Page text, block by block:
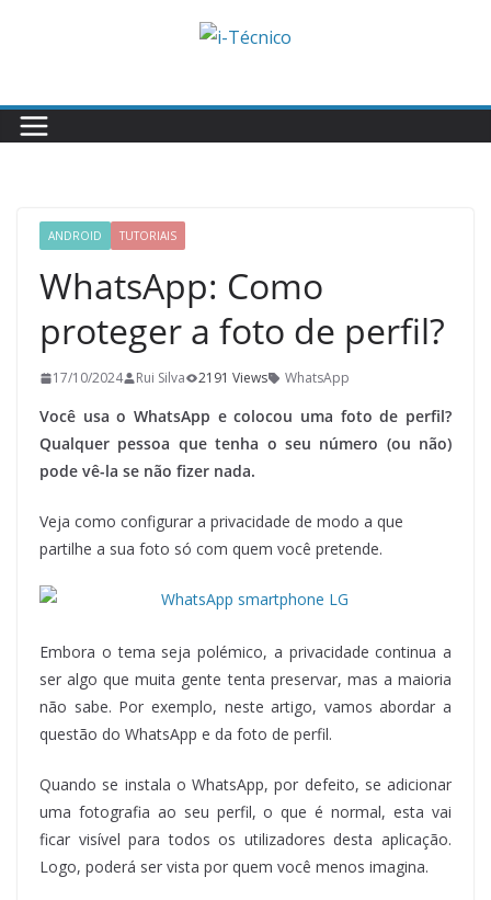
ANDROID TUTORIAIS
WhatsApp: Como
proteger a foto de perfil?
17/10/2024 Rui Silva 2191 Views WhatsApp
Você usa o WhatsApp e colocou uma foto de perfil?
Qualquer pessoa que tenha o seu número (ou não)
pode vê-la se não fizer nada.
Veja como configurar a privacidade de modo a que
partilhe a sua foto só com quem você pretende.
Embora o tema seja polémico, a privacidade continua a
ser algo que muita gente tenta preservar, mas a maioria
não sabe. Por exemplo, neste artigo, vamos abordar a
questão do WhatsApp e da foto de perfil.
Quando se instala o WhatsApp, por defeito, se adicionar
uma fotografia ao seu perfil, o que é normal, esta vai
ficar visível para todos os utilizadores desta aplicação.
Logo, poderá ser vista por quem você menos imagina.